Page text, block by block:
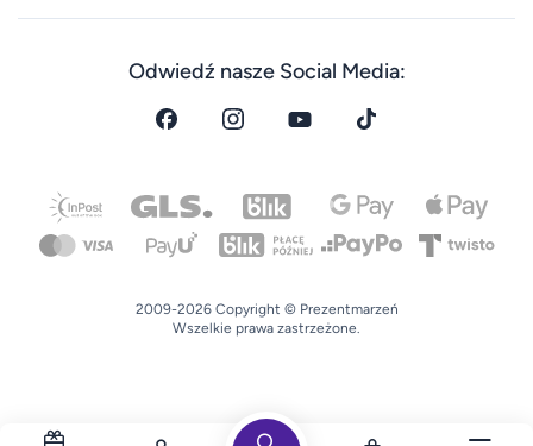
Odwiedź nasze Social Media:
2009-2026 Copyright © Prezentmarzeń
Wszelkie prawa zastrzeżone.